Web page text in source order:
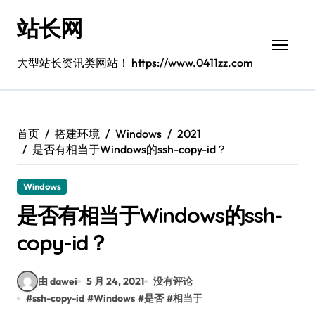
站长网
大型站长资讯类网站！ https://www.0411zz.com
首页 搭建环境 Windows
2021
是否有相当于Windows的ssh-copy-id？
Windows
是否有相当于Windows的ssh-
copy-id？
由 dawei 5 月 24, 2021
没有评论
#ssh-copy-id #Windows #是否 #相当于